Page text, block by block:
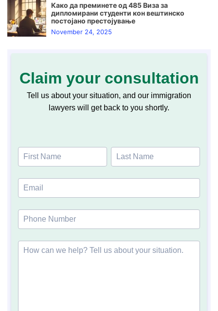
Како да преминете од 485 Виза за
дипломирани студенти кон вештинско
постојано престојување
November 24, 2025